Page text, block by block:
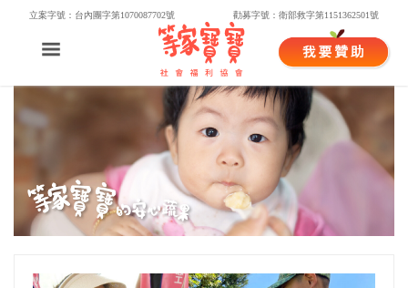
立案字號：台內團字第1070087702號 勸募字號：衛部救字第1151362501號